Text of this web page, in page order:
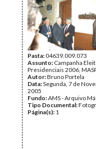
Pasta:04639.009.073
Assunto: Campanha
Presidenciais 2006,
Autor:Bruno Portela
Data:Segunda, 7 de
2005
Fundo:AMS - Arquivo
Tipo Documental:
Página(s): 1